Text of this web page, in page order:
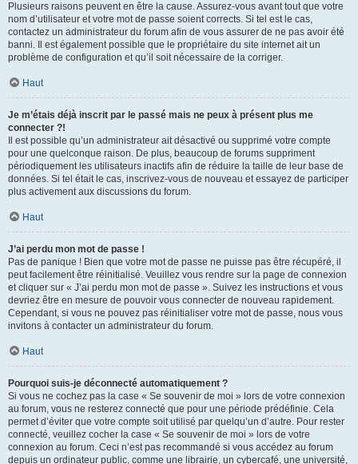
Plusieurs raisons peuvent en être la cause. Assurez-vous avant tout que votre
nom d’utilisateur et votre mot de passe soient corrects. Si tel est le cas,
contactez un administrateur du forum afin de vous assurer de ne pas avoir été
banni. Il est également possible que le propriétaire du site internet ait un
problème de configuration et qu’il soit nécessaire de la corriger.
Haut
Je m’étais déjà inscrit par le passé mais ne peux à présent plus me
connecter ?!
Il est possible qu’un administrateur ait désactivé ou supprimé votre compte
pour une quelconque raison. De plus, beaucoup de forums suppriment
périodiquement les utilisateurs inactifs afin de réduire la taille de leur base de
données. Si tel était le cas, inscrivez-vous de nouveau et essayez de participer
plus activement aux discussions du forum.
Haut
J’ai perdu mon mot de passe !
Pas de panique ! Bien que votre mot de passe ne puisse pas être récupéré, il
peut facilement être réinitialisé. Veuillez vous rendre sur la page de connexion
et cliquer sur « J’ai perdu mon mot de passe ». Suivez les instructions et vous
devriez être en mesure de pouvoir vous connecter de nouveau rapidement.
Cependant, si vous ne pouvez pas réinitialiser votre mot de passe, nous vous
invitons à contacter un administrateur du forum.
Haut
Pourquoi suis-je déconnecté automatiquement ?
Si vous ne cochez pas la case « Se souvenir de moi » lors de votre connexion
au forum, vous ne resterez connecté que pour une période prédéfinie. Cela
permet d’éviter que votre compte soit utilisé par quelqu’un d’autre. Pour rester
connecté, veuillez cocher la case « Se souvenir de moi » lors de votre
connexion au forum. Ceci n’est pas recommandé si vous accédez au forum
depuis un ordinateur public, comme une librairie, un cybercafé, une université,